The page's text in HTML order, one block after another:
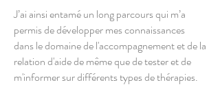
J’ai ainsi entamé un long parcours qui m’a
permis de développer mes connaissances
dans le domaine de l'accompagnement et de la
relation d'aide de même que de tester et de
m'informer sur différents types de thérapies.